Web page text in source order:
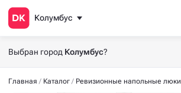
Колумбус
Выбран город Колумбус?
Главная Каталог Ревизионные напольные люки